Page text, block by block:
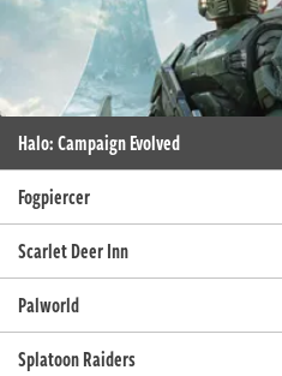
Halo: Campaign Evolved
Fogpiercer
Scarlet Deer Inn
Palworld
Splatoon Raiders